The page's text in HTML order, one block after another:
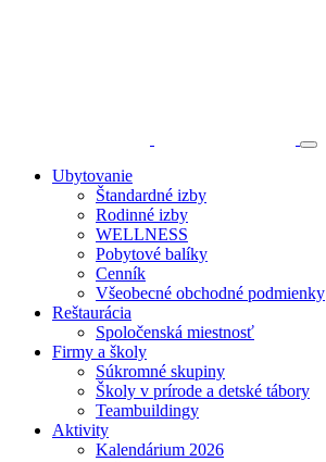
Ubytovanie
Štandardné izby
Rodinné izby
WELLNESS
Pobytové balíky
Cenník
Všeobecné obchodné podmienky
Reštaurácia
Spoločenská miestnosť
Firmy a školy
Súkromné skupiny
Školy v prírode a detské tábory
Teambuildingy
Aktivity
Kalendárium 2026